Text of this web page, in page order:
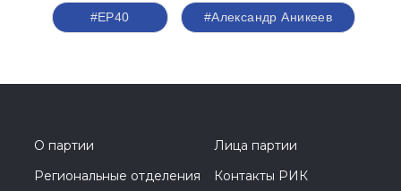
#ЕР40 #Александр Аникеев
О партии
Лица партии
Региональные отделения
Контакты РИК